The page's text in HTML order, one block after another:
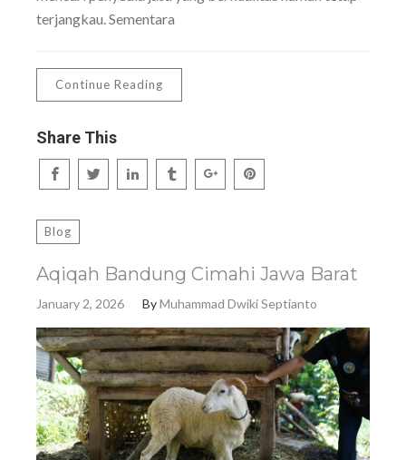
terjangkau. Sementara
Continue Reading
Share This
Blog
Aqiqah Bandung Cimahi Jawa Barat
January 2, 2026 ByMuhammad Dwiki Septianto